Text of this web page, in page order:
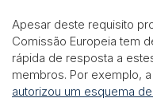
Apesar deste requisito
Comissão Europeia tem
rápida de resposta a
membros. Por exemplo,
autorizou um esquema